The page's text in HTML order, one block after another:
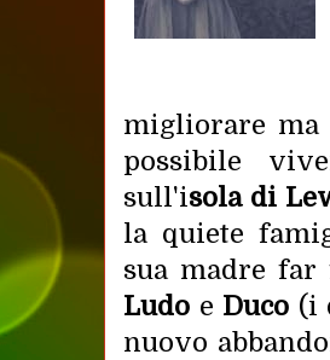
migliorare
possibile
sull'isola di
la quiete
sua madre
Ludo e Duco (i
nuovo